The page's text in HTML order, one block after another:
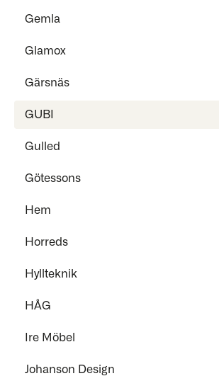
Gemla
Glamox
Gärsnäs
GUBI
Gulled
Götessons
Hem
Horreds
Hyllteknik
HÅG
Ire Möbel
Johanson Design